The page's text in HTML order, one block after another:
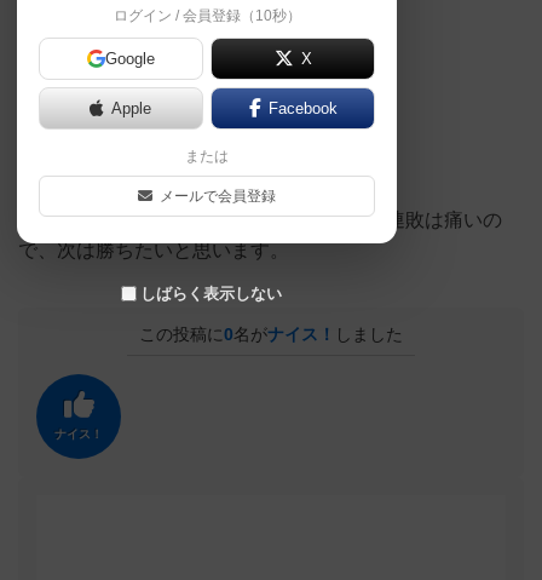
アズール本家未プレイのまま、プレイ。
8歳の息子は楽しそうにやっていました。
すぐ慣れたようで、結果2戦2敗
ボードゲームに慣れてる息子とはいえ、二連敗は痛いの
で、次は勝ちたいと思います。
この投稿に0名がナイス！ しました
ナイス！
ログイン / 会員登録（10秒）
Google X
Apple Facebook
または
メールで会員登録
しばらく表示しない